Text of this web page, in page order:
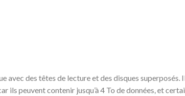
avec des têtes de lecture et des disques superposés.
ils peuvent contenir jusqu’à 4 To de données, et